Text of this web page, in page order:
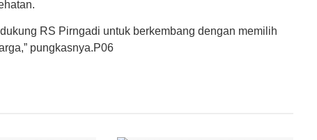
RS Pirngadi untuk berkembang dengan memilih
pungkasnya.P06